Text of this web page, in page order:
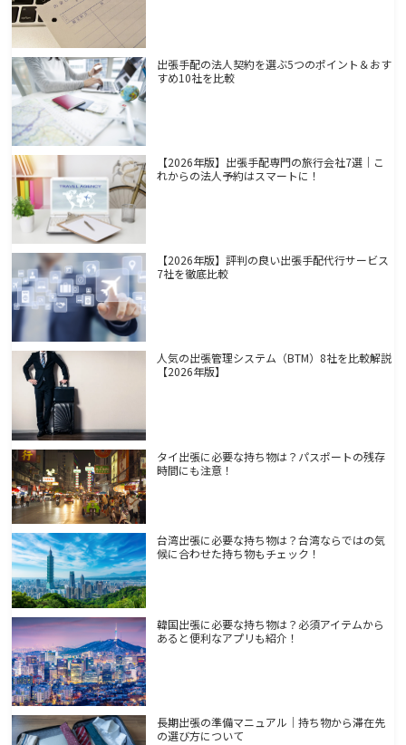
出張手配の法人契約を選ぶ5つのポイント＆おす
すめ10社を比較
【2026年版】出張手配専門の旅行会社7選｜こ
れからの法人予約はスマートに！
【2026年版】評判の良い出張手配代行サービス
7社を徹底比較
人気の出張管理システム（BTM）8社を比較解説
【2026年版】
タイ出張に必要な持ち物は？パスポートの残存
時間にも注意！
台湾出張に必要な持ち物は？台湾ならではの気
候に合わせた持ち物もチェック！
韓国出張に必要な持ち物は？必須アイテムから
あると便利なアプリも紹介！
長期出張の準備マニュアル｜持ち物から滞在先
の選び方について